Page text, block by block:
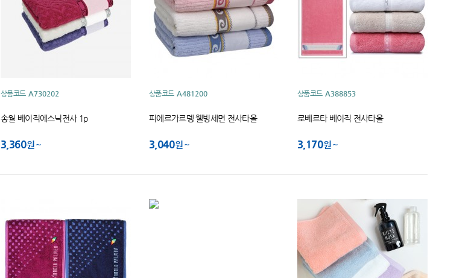
상품코드 A730202
송월 베이직에스닉전사 1p
3,360원
상품코드 A481200
피에르가르뎅 웰빙세면 전사타올
3,040원
상품코드 A388853
로베르타 베이직 전사타올
3,170원